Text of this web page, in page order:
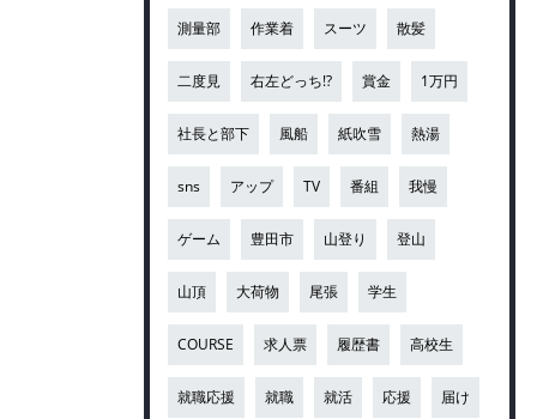
測量部 作業着 スーツ 散髪
二度見 右左どっち!? 賞金 1万円
社長と部下 風船 紙吹雪 熱湯
sns アップ TV 番組 我慢
ゲーム 豊田市 山登り 登山
山頂 大荷物 尾張 学生
COURSE 求人票 履歴書 高校生
就職応援 就職 就活 応援 届け